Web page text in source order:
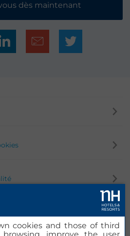
dès maintenant
cookies and those of third